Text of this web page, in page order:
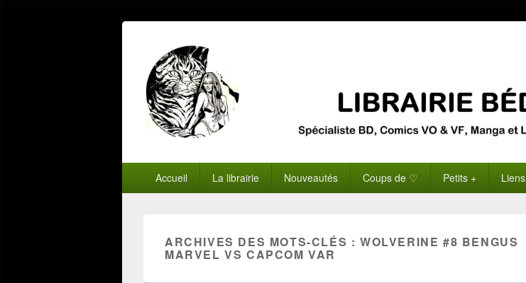
principalAccueil La librairie Nouveautés Coups de ♡ Petits + Liens
ARCHIVES DES MOTS-CLÉS :WOLVERINE #8 BENGUS
MARVEL VS CAPCOM VAR